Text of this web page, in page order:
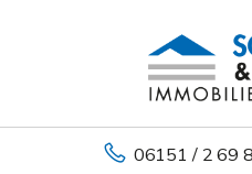
06151 / 2 69